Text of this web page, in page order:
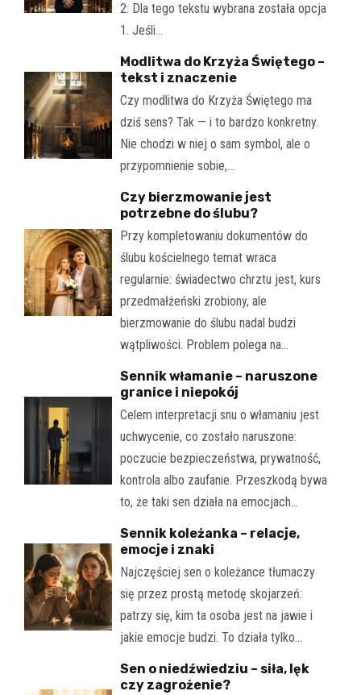
2: Dla tego tekstu wybrana została opcja
1. Jeśli…
Modlitwa do Krzyża Świętego –
tekst i znaczenie
Czy modlitwa do Krzyża Świętego ma
dziś sens? Tak — i to bardzo konkretny.
Nie chodzi w niej o sam symbol, ale o
przypomnienie sobie,…
Czy bierzmowanie jest
potrzebne do ślubu?
Przy kompletowaniu dokumentów do
ślubu kościelnego temat wraca
regularnie: świadectwo chrztu jest, kurs
przedmałżeński zrobiony, ale
bierzmowanie do ślubu nadal budzi
wątpliwości. Problem polega na…
Sennik włamanie – naruszone
granice i niepokój
Celem interpretacji snu o włamaniu jest
uchwycenie, co zostało naruszone:
poczucie bezpieczeństwa, prywatność,
kontrola albo zaufanie. Przeszkodą bywa
to, że taki sen działa na emocjach…
Sennik koleżanka – relacje,
emocje i znaki
Najczęściej sen o koleżance tłumaczy
się przez prostą metodę skojarzeń:
patrzy się, kim ta osoba jest na jawie i
jakie emocje budzi. To działa tylko…
Sen o niedźwiedziu – siła, lęk
czy zagrożenie?